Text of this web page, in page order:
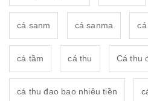
cá sanm cá sanma
cá tầm cá thu Cá thu
cá thu đao bao nhiêu tiền